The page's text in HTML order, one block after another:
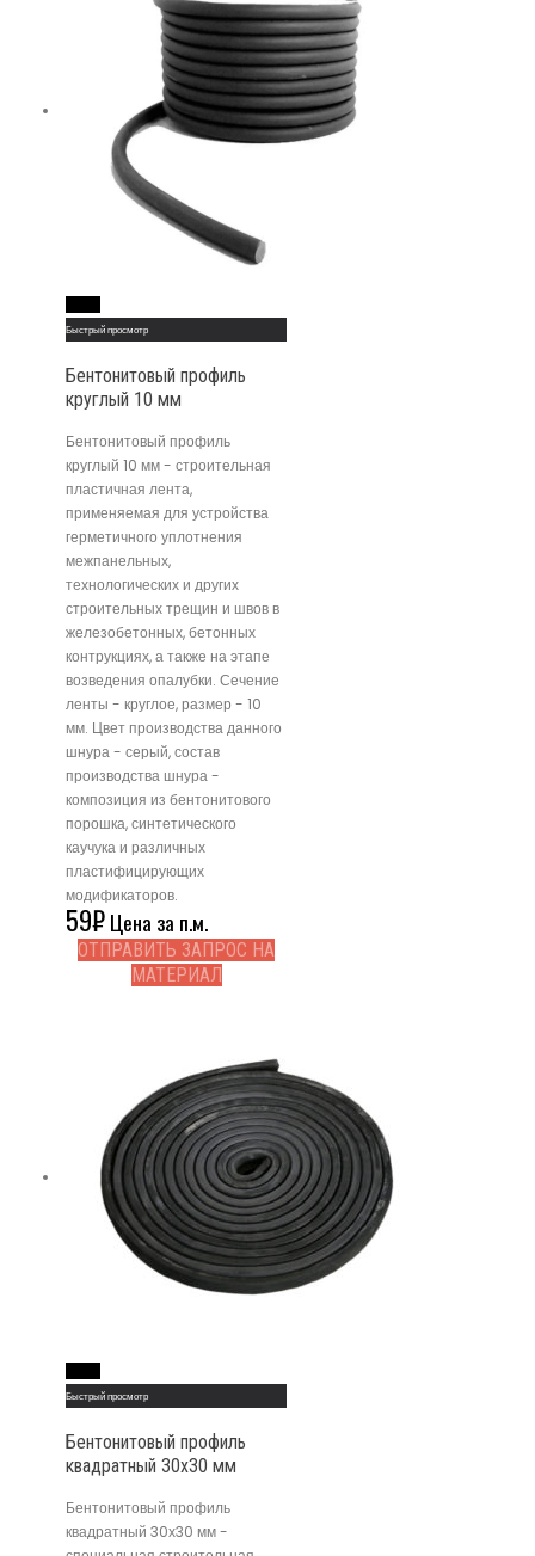
Быстрый просмотр
Бентонитовый профиль
круглый 10 мм
Бентонитовый профиль
круглый 10 мм - строительная
пластичная лента,
применяемая для устройства
герметичного уплотнения
межпанельных,
технологических и других
строительных трещин и швов в
железобетонных, бетонных
контрукциях, а также на этапе
возведения опалубки. Сечение
ленты - круглое, размер - 10
мм. Цвет производства данного
шнура - серый, состав
производства шнура -
композиция из бентонитового
порошка, синтетического
каучука и различных
пластифицирующих
модификаторов.
59₽Цена за п.м.
ОТПРАВИТЬ ЗАПРОС НА
МАТЕРИАЛ
Быстрый просмотр
Бентонитовый профиль
квадратный 30х30 мм
Бентонитовый профиль
квадратный 30х30 мм -